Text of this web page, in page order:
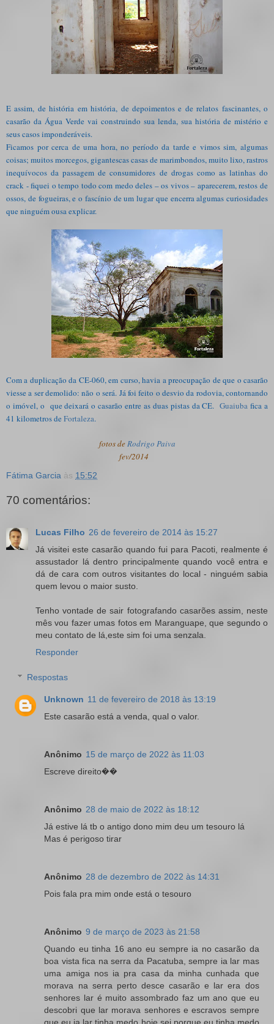
E assim, de história em história, de depoimentos e de relatos fascinantes, o
casarão da Água Verde vai construindo sua lenda, sua história de mistério e
seus casos imponderáveis.
Ficamos por cerca de uma hora, no período da tarde e vimos sim, algumas
coisas; muitos morcegos, gigantescas casas de marimbondos, muito lixo, rastros
inequívocos da passagem de consumidores de drogas como as latinhas do
crack - fiquei o tempo todo com medo deles – os vivos – aparecerem, restos de
ossos, de fogueiras, e o fascínio de um lugar que encerra algumas curiosidades
que ninguém ousa explicar.
Com a duplicação da CE-060, em curso, havia a preocupação de que o casarão
viesse a ser demolido: não o será. Já foi feito o desvio da rodovia, contornando
o imóvel, o que deixará o casarão entre as duas pistas da CE.Guaiuba fica a
41 kilometros de Fortaleza.
fotos deRodrigo Paiva
fev/2014
Fátima Garcia às 15:52
70 comentários:
Lucas Filho 26 de fevereiro de 2014 às 15:27
Já visitei este casarão quando fui para Pacoti, realmente é
assustador lá dentro principalmente quando você entra e
dá de cara com outros visitantes do local - ninguém sabia
quem levou o maior susto.
Tenho vontade de sair fotografando casarões assim, neste
mês vou fazer umas fotos em Maranguape, que segundo o
meu contato de lá,este sim foi uma senzala.
Responder
Respostas
Unknown 11 de fevereiro de 2018 às 13:19
Este casarão está a venda, qual o valor.
Anônimo 15 de março de 2022 às 11:03
Escreve direito��
Anônimo 28 de maio de 2022 às 18:12
Já estive lá tb o antigo dono mim deu um tesouro lá
Mas é perigoso tirar
Anônimo 28 de dezembro de 2022 às 14:31
Pois fala pra mim onde está o tesouro
Anônimo 9 de março de 2023 às 21:58
Quando eu tinha 16 ano eu sempre ia no casarão da
boa vista fica na serra da Pacatuba, sempre ia lar mas
uma amiga nos ia pra casa da minha cunhada que
morava na serra perto desce casarão e lar era dos
senhores lar é muito assombrado faz um ano que eu
descobri que lar morava senhores e escravos sempre